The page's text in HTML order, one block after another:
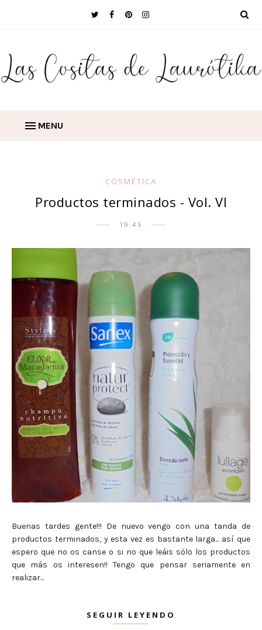
MENU
COSMÉTICA
Productos terminados - Vol. VI
19:45
Buenas tardes gente!!! De nuevo vengo con una tanda de
productos terminados, y esta vez es bastante larga... así que
espero que no os canse o si no que leáis sólo los productos
que más os interesen!! Tengo que pensar seriamente en
realizar...
SEGUIR LEYENDO